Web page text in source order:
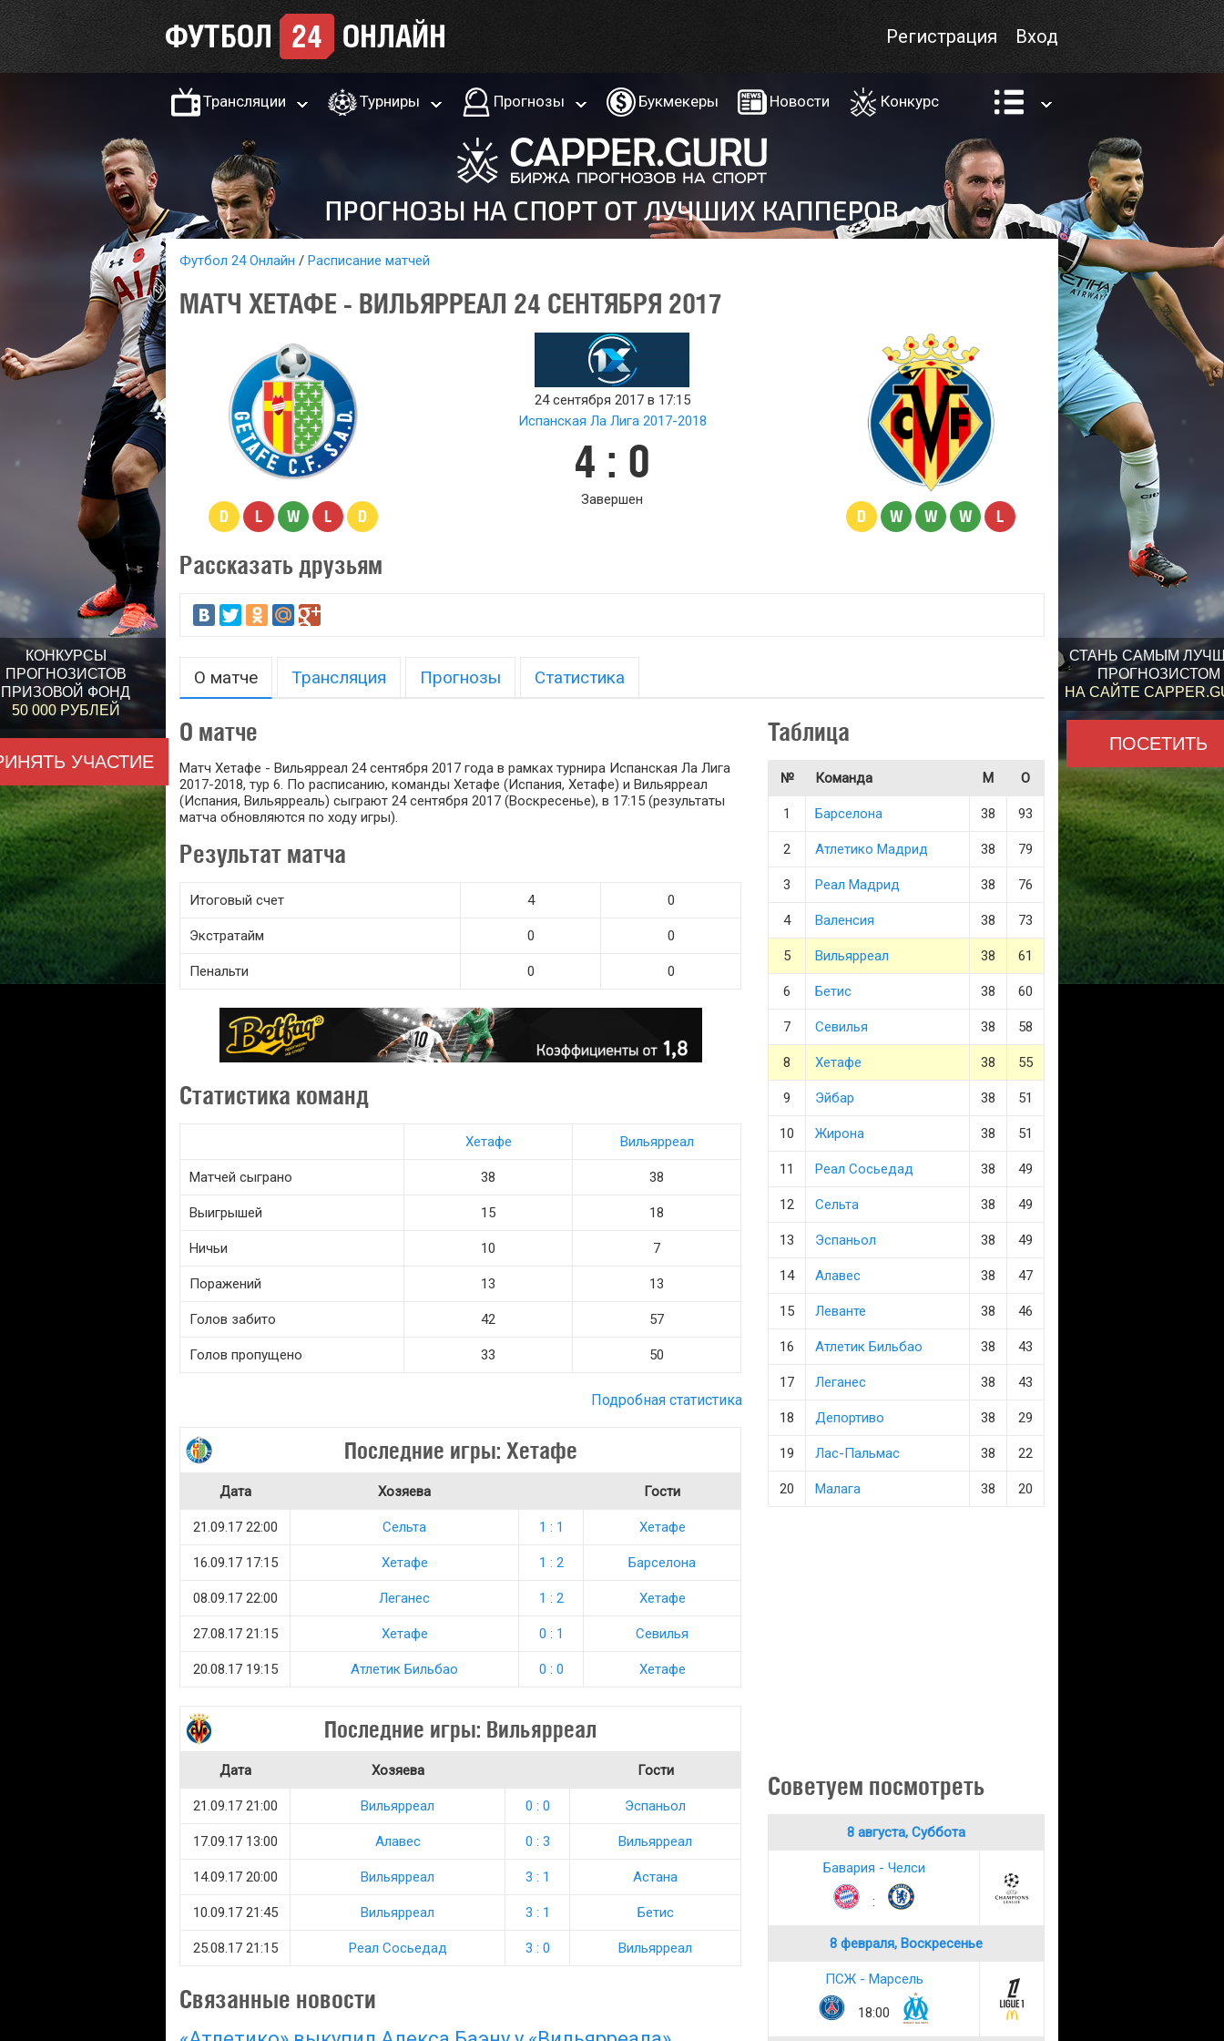
КОНКУРСЫ
ПРОГНОЗИСТОВ
ПРИЗОВОЙ ФОНД
50 000 РУБЛЕЙ
УЧАСТИЕ
СТАНЬ САМЫМ
ПРОГНОЗИСТОМ
НА САЙТЕ
ПОСЕТИТЬ
Вход
Регистрация
Трансляции Турниры Прогнозы Букмекеры Новости Конкурс
Футбол 24 Онлайн Расписание матчей
МАТЧ ХЕТАФЕ - ВИЛЬЯРРЕАЛ 24 СЕНТЯБРЯ 2017
D L W L D
24 сентября 2017 в 17:15
Испанская Ла Лига 2017-2018
4 : 0
Завершен
D W W W L
Рассказать друзьям
О матче Трансляция Прогнозы Статистика
О матче
Матч Хетафе - Вильярреал 24 сентября 2017 года в рамках турнира Испанская Ла Лига
2017-2018, тур 6. По расписанию, команды Хетафе (Испания, Хетафе) и Вильярреал
(Испания, Вильярреаль) сыграют 24 сентября 2017 (Воскресенье), в 17:15 (результаты
матча обновляются по ходу игры).
Результат матча
Итоговый счет 4 0
Экстратайм 0 0
Пенальти 0 0
Статистика команд
Хетафе Вильярреал
Матчей сыграно 38 38
Выигрышей 15 18
Ничьи 10 7
Поражений 13 13
Голов забито 42 57
Голов пропущено 33 50
Подробная статистика
Последние игры: Хетафе
Дата Хозяева Гости
21.09.17 22:00 Сельта 1 : 1 Хетафе
16.09.17 17:15 Хетафе 1 : 2 Барселона
08.09.17 22:00 Леганес 1 : 2 Хетафе
27.08.17 21:15 Хетафе 0 : 1 Севилья
20.08.17 19:15 Атлетик Бильбао 0 : 0 Хетафе
Последние игры: Вильярреал
Дата Хозяева Гости
21.09.17 21:00 Вильярреал 0 : 0 Эспаньол
17.09.17 13:00 Алавес 0 : 3 Вильярреал
14.09.17 20:00 Вильярреал 3 : 1 Астана
10.09.17 21:45 Вильярреал 3 : 1 Бетис
25.08.17 21:15 Реал Сосьедад 3 : 0 Вильярреал
Связанные новости
Таблица
№ Команда М О
1 Барселона 38 93
2 Атлетико Мадрид 38 79
3 Реал Мадрид 38 76
4 Валенсия 38 73
5 Вильярреал 38 61
6 Бетис 38 60
7 Севилья 38 58
8 Хетафе 38 55
9 Эйбар 38 51
10 Жирона 38 51
11 Реал Сосьедад 38 49
12 Сельта 38 49
13 Эспаньол 38 49
14 Алавес 38 47
15 Леванте 38 46
16 Атлетик Бильбао 38 43
17 Леганес 38 43
18 Депортиво 38 29
19 Лас-Пальмас 38 22
20 Малага 38 20
Советуем посмотреть
8 августа, Суббота
Бавария - Челси
:
8 февраля, Воскресенье
ПСЖ - Марсель
18:00